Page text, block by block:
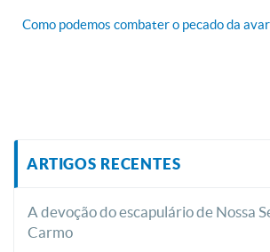
Como podemos combater o pecado da
ARTIGOS RECENTES
A devoção do escapulário de Nossa
Carmo